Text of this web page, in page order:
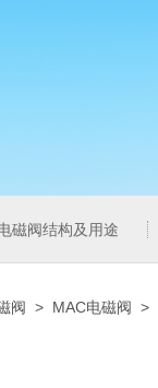
磁阀结构及用途
阀 > MAC电磁阀 >